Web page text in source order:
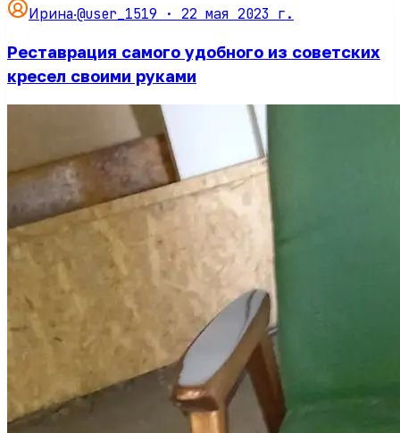
Ирина·@user_1519 · 22 мая 2023 г.
Реставрация самого удобного из советских
кресел своими руками